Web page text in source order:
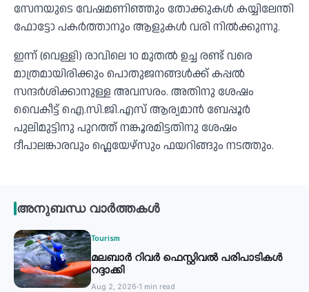
സേനയുടെ വേഷമണിഞ്ഞും തോക്കുകൾ കയ്യിലേന്തി
ഫോട്ടോ പകർത്താനും ആളുകൾ വരി നിൽക്കുന്നു.
ഇന്ന് (വെള്ളി) രാവിലെ 10 മുതൽ ഉച്ച രണ്ട് വരെ
മാത്രമായിരിക്കും പൊതുജനങ്ങൾക്ക് കപ്പൽ
സന്ദർശിക്കാനുള്ള അവസരം. അതിനു ശേഷം
വൈകീട്ട് ഐ.സി.ജി.എസ് ആര്യമാൻ ബേപ്പൂർ
പുലിമുട്ടിനു പുറത്ത് നങ്കൂരമിട്ടതിനു ശേഷം
ദീപാലങ്കാരവും ഫ്ലെയേഴ്സും ഫയറിങ്ങും നടത്തും.
അനുബന്ധ വാർത്തകൾ
Tourism
മലബാർ റിവർ ഫെസ്റ്റിവൽ പരിപാടികൾ
റദ്ദാക്കി
Aug 2, 2026 1 min read